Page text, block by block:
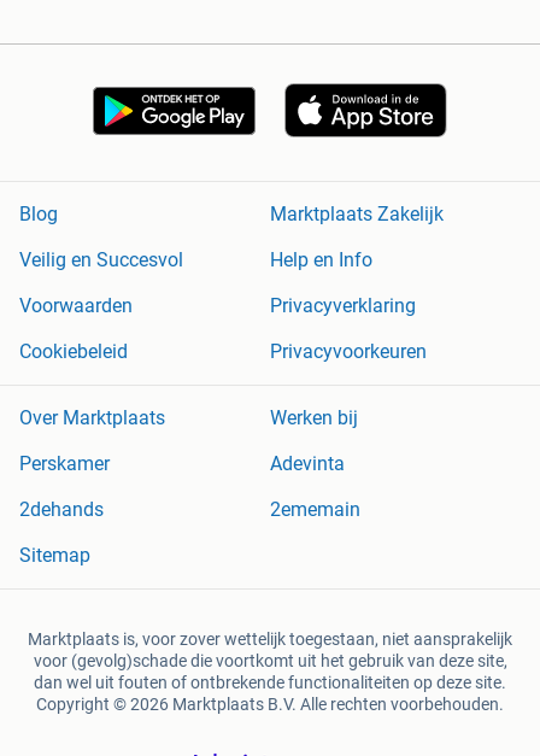
Blog
Marktplaats Zakelijk
Veilig en Succesvol
Help en Info
Voorwaarden
Privacyverklaring
Cookiebeleid
Privacyvoorkeuren
Over Marktplaats
Werken bij
Perskamer
Adevinta
2dehands
2ememain
Sitemap
Marktplaats is, voor zover wettelijk toegestaan, niet aansprakelijk
voor (gevolg)schade die voortkomt uit het gebruik van deze site,
dan wel uit fouten of ontbrekende functionaliteiten op deze site.
Copyright © 2026 Marktplaats B.V. Alle rechten voorbehouden.